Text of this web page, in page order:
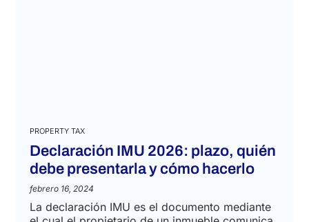
PROPERTY TAX
Declaración IMU 2026: plazo, quién
debe presentarla y cómo hacerlo
febrero 16, 2024
La declaración IMU es el documento mediante